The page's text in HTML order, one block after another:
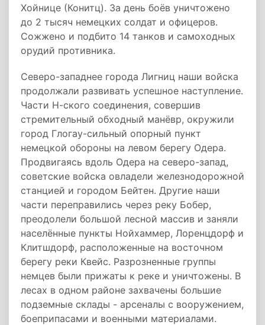
Хойнице (Конитц). 3а день боёв уничтожено
до 2 тысяч немецких солдат и офицеров.
Сожжено и подбито 14 танков и самоходных
орудий противника.
Северо-западнее города Лигниц наши войска
продолжали развивать успешное наступление.
Части Н-ского соединения, совершив
стремительный обходный манёвр, окружили
город Глогау-сильный опорный пункт
немецкой обороны на левом берегу Одера.
Продвигаясь вдоль Одера на северо-запад,
советские войска овладели железнодорожной
станцией и городом Бейтен. Другие наши
части переправились через реку Бобер,
преодолели большой лесной массив и заняли
населённые пункты Нойхаммер, Лоренцдорф и
Клитшдорф, расположенные на восточном
берегу реки Квейс. Разрозненные группы
немцев были прижаты к реке и уничтожены. В
лесах в одном районе захвачены большие
подземные склады - арсеналы с вооружением,
боеприпасами и военными материалами.